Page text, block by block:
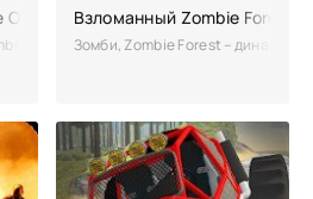
Outbreak взломанный на много
Outbreak – увлекательный шутер от
Взломанный Zombie Forest
Зомби, Zombie Forest –